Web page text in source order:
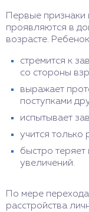
Первые признаки
проявляются в
возрасте.
стремится к
со стороны
выражает
поступками
испытывает
учится только
быстро теряет
увеличений.
По мере
расстройства